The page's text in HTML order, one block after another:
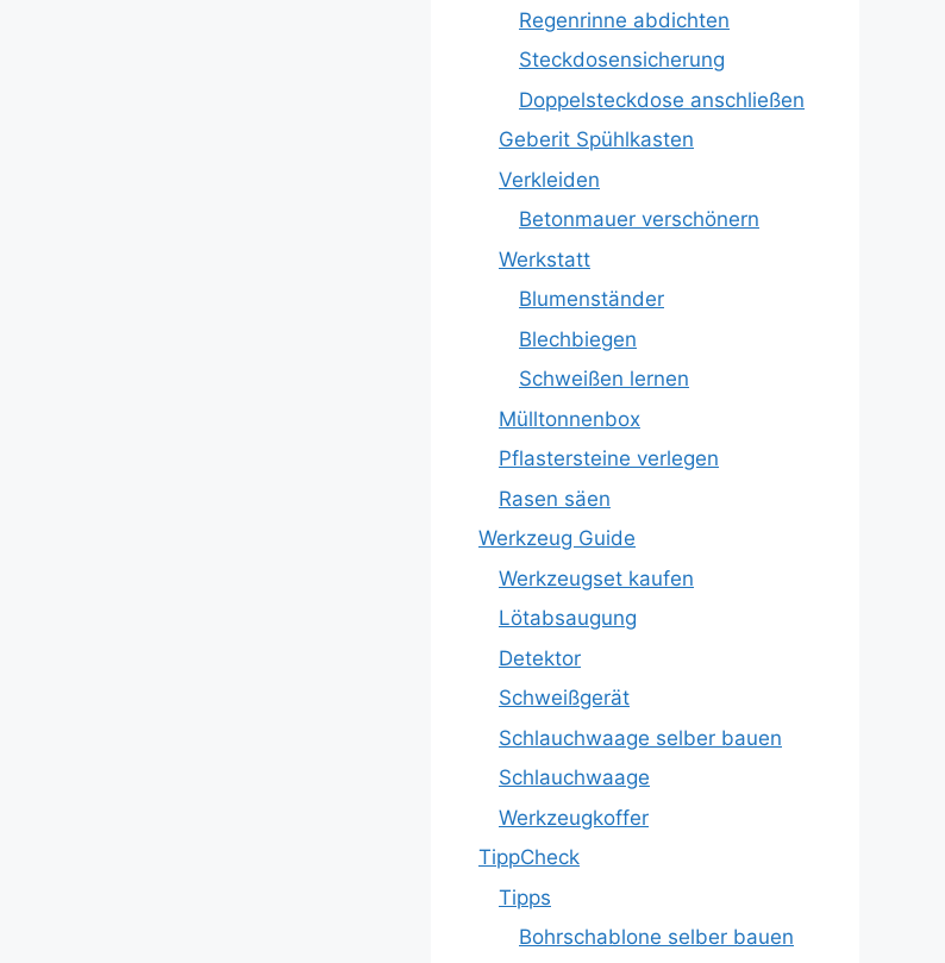
Regenrinne abdichten
Steckdosensicherung
Doppelsteckdose anschließen
Geberit Spühlkasten
Verkleiden
Betonmauer verschönern
Werkstatt
Blumenständer
Blechbiegen
Schweißen lernen
Mülltonnenbox
Pflastersteine verlegen
Rasen säen
Werkzeug Guide
Werkzeugset kaufen
Lötabsaugung
Detektor
Schweißgerät
Schlauchwaage selber bauen
Schlauchwaage
Werkzeugkoffer
TippCheck
Tipps
Bohrschablone selber bauen